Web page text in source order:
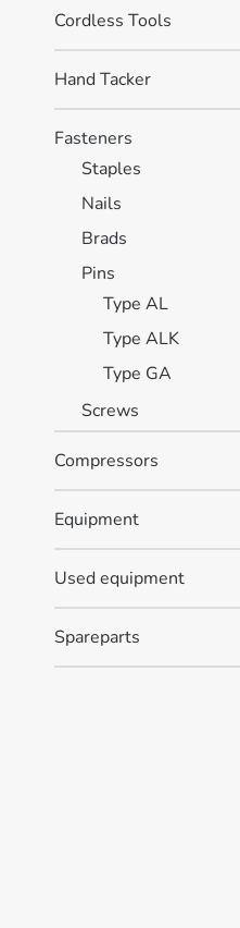
Cordless Tools
Hand Tacker
Fasteners
Staples
Nails
Brads
Pins
Type AL
Type ALK
Type GA
Screws
Compressors
Equipment
Used equipment
Spareparts